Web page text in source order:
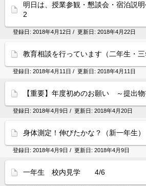
明日は、授業参観・懇談会・宿泊説
2
登録日: 2018年4月12日 / 更新日: 2018年4月22日
教育相談を行っています（二年生・
登録日: 2018年4月11日 / 更新日: 2018年4月11日
【重要】年度初めのお願い ～提出
登録日: 2018年4月9日 / 更新日: 2018年4月20日
身体測定！伸びたかな？（新一年生
登録日: 2018年4月9日 / 更新日: 2018年4月9日
一年生 校内見学 4/6